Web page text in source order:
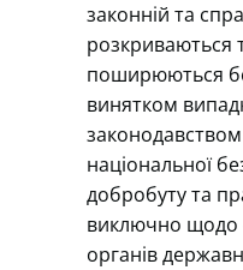
законній та
розкриваються
поширюються
винятком
національної
добробуту та
виключно щодо
органів